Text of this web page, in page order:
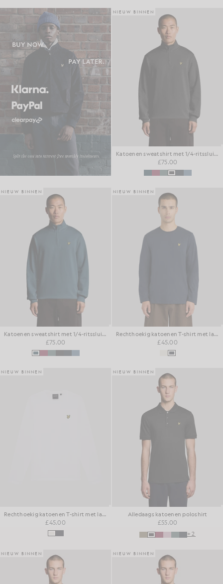
NIEUW BINNEN
Katoenen sweatshirt met 1/4-ritssluiting voor dagelijks gebruik
£75.00
NIEUW BINNEN
Katoenen sweatshirt met 1/4-ritssluiting voor dagelijks gebruik
£75.00
NIEUW BINNEN
Rechthoekig katoenen T-shirt met lange mouwen
£45.00
NIEUW BINNEN
Rechthoekig katoenen T-shirt met lange mouwen
£45.00
NIEUW BINNEN
Alledaags katoenen poloshirt
£55.00
+2
NIEUW BINNEN NIEUW BINNEN